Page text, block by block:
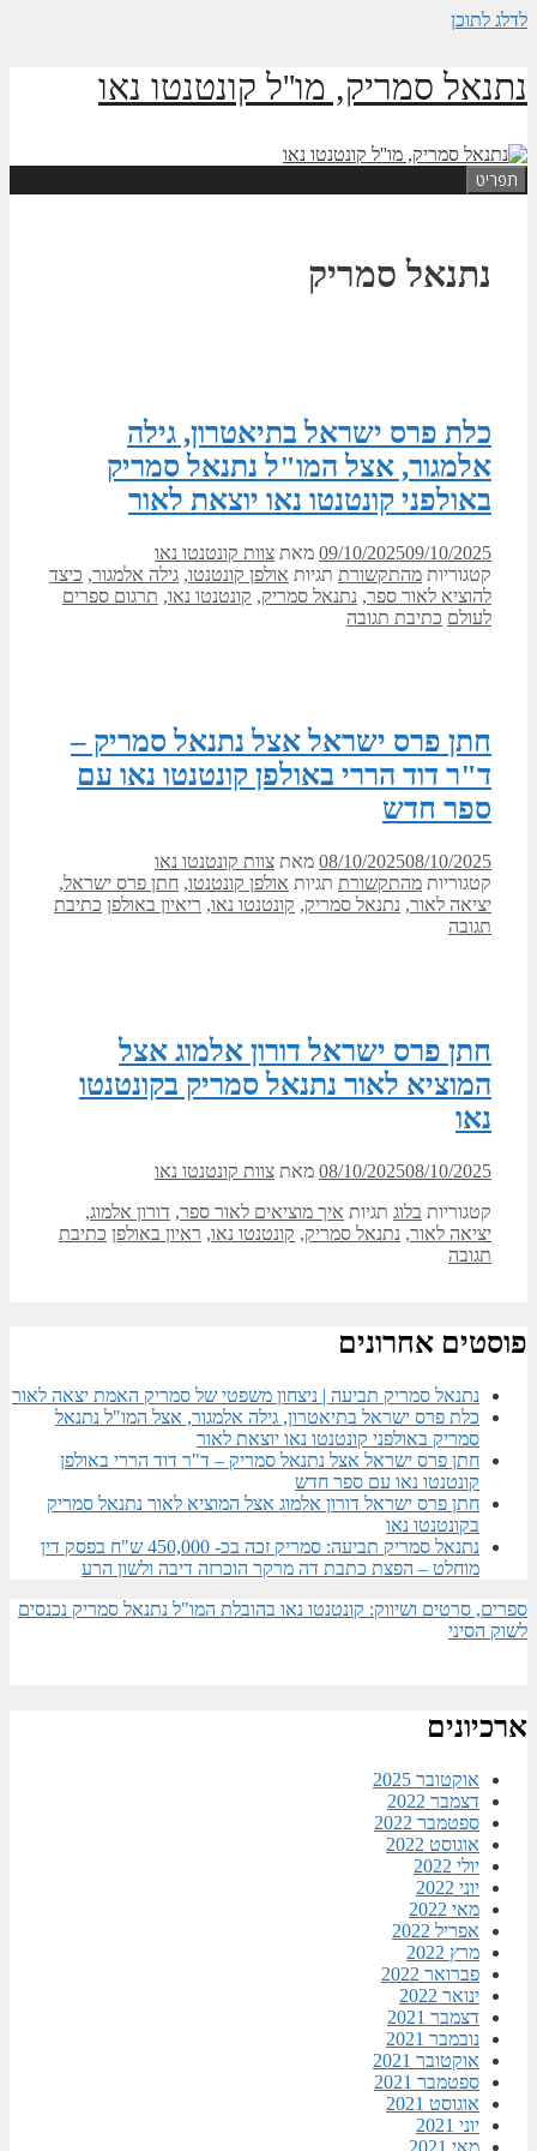
לדלג לתוכן
נתנאל סמריק, מו''ל קונטנטו נאו
תפריט
נתנאל סמריק
כלת פרס ישראל בתיאטרון, גילה
אלמגור, אצל המו"ל נתנאל סמריק
באולפני קונטנטו נאו יוצאת לאור
09/10/202509/10/2025 מאת צוות קונטנטו נאו
קטגוריות מהתקשורת תגיות אולפן קונטנטו, גילה אלמגור, כיצד
להוציא לאור ספר, נתנאל סמריק, קונטנטו נאו, תרגום ספרים
לעולם כתיבת תגובה
חתן פרס ישראל אצל נתנאל סמריק –
ד"ר דוד הררי באולפן קונטנטו נאו עם
ספר חדש
08/10/202508/10/2025 מאת צוות קונטנטו נאו
קטגוריות מהתקשורת תגיות אולפן קונטנטו, חתן פרס ישראל,
יציאה לאור, נתנאל סמריק, קונטנטו נאו, ריאיון באולפן כתיבת
תגובה
חתן פרס ישראל דורון אלמוג אצל
המוציא לאור נתנאל סמריק בקונטנטו
נאו
08/10/202508/10/2025 מאת צוות קונטנטו נאו
קטגוריות בלוג תגיות איך מוציאים לאור ספר, דורון אלמוג,
יציאה לאור, נתנאל סמריק, קונטנטו נאו, ראיון באולפן כתיבת
תגובה
פוסטים אחרונים
נתנאל סמריק תביעה | ניצחון משפטי של סמריק האמת יצאה לאור
כלת פרס ישראל בתיאטרון, גילה אלמגור, אצל המו"ל נתנאל
סמריק באולפני קונטנטו נאו יוצאת לאור
חתן פרס ישראל אצל נתנאל סמריק – ד"ר דוד הררי באולפן
קונטנטו נאו עם ספר חדש
חתן פרס ישראל דורון אלמוג אצל המוציא לאור נתנאל סמריק
בקונטנטו נאו
נתנאל סמריק תביעה: סמריק זכה בכ- 450,000 ש"ח בפסק דין
מוחלט – הפצת כתבת דה מרקר הוכרזה דיבה ולשון הרע
ספרים, סרטים ושיווק: קונטנטו נאו בהובלת המו"ל נתנאל סמריק נכנסים
לשוק הסיני​
ארכיונים
אוקטובר 2025
דצמבר 2022
ספטמבר 2022
אוגוסט 2022
יולי 2022
יוני 2022
מאי 2022
אפריל 2022
מרץ 2022
פברואר 2022
ינואר 2022
דצמבר 2021
נובמבר 2021
אוקטובר 2021
ספטמבר 2021
אוגוסט 2021
יוני 2021
מאי 2021